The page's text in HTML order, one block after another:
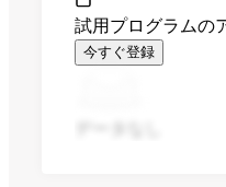
試用プログラムの
今すぐ登録